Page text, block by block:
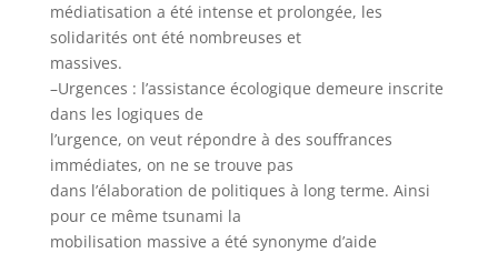
médiatisation a été intense et prolongée, les
solidarités ont été nombreuses et
massives.
–Urgences : l’assistance écologique demeure inscrite
dans les logiques de
l’urgence, on veut répondre à des souffrances
immédiates, on ne se trouve pas
dans l’élaboration de politiques à long terme. Ainsi
pour ce même tsunami la
mobilisation massive a été synonyme d’aide